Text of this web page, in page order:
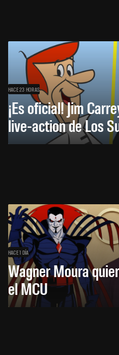
HACE 23 HORAS
¡Es oficial! Jim
live-action de Los
HACE 1 DÍA
Wagner Moura
el MCU